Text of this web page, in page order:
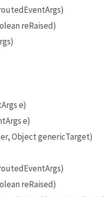
reRaised)
e)
e)
Object genericTarget)
reRaised)